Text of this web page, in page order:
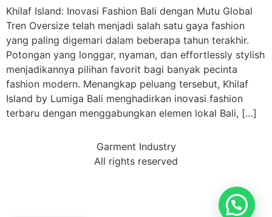
Khilaf Island: Inovasi Fashion Bali dengan Mutu Global
Tren Oversize telah menjadi salah satu gaya fashion
yang paling digemari dalam beberapa tahun terakhir.
Potongan yang longgar, nyaman, dan effortlessly stylish
menjadikannya pilihan favorit bagi banyak pecinta
fashion modern. Menangkap peluang tersebut, Khilaf
Island by Lumiga Bali menghadirkan inovasi fashion
terbaru dengan menggabungkan elemen lokal Bali, […]
Garment Industry
All rights reserved